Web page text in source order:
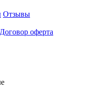
Отзывы
Договор оферта